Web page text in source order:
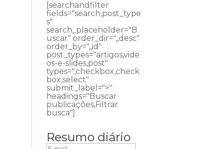
[searchandfilter
fields="search,post_type
s"
search_placeholder="B
uscar" order_dir=",,desc"
order_by=",,id"
post_types="artigos,vide
os-e-slides,post"
types=",checkbox,check
box,select"
submit_label=">"
headings="Buscar
publicações,Filtrar
busca"]
Resumo diário